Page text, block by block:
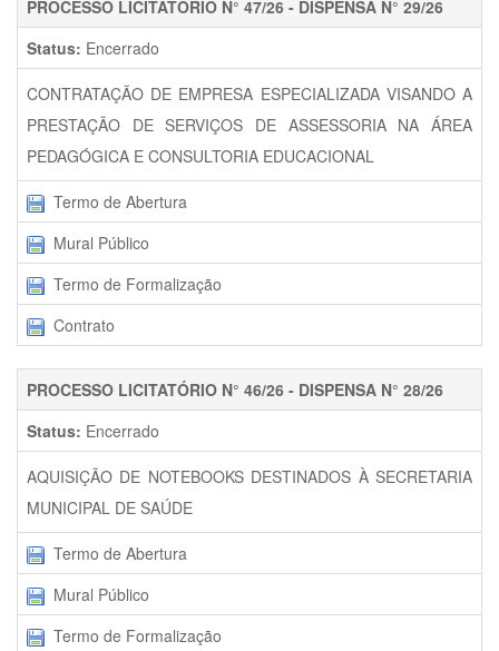
PROCESSO LICITATÓRIO N° 47/26 - DISPENSA N° 29/26
Status: Encerrado
CONTRATAÇÃO DE EMPRESA ESPECIALIZADA VISANDO A
PRESTAÇÃO DE SERVIÇOS DE ASSESSORIA NA ÁREA
PEDAGÓGICA E CONSULTORIA EDUCACIONAL
Termo de Abertura
Mural Público
Termo de Formalização
Contrato
PROCESSO LICITATÓRIO N° 46/26 - DISPENSA N° 28/26
Status: Encerrado
AQUISIÇÃO DE NOTEBOOKS DESTINADOS À SECRETARIA
MUNICIPAL DE SAÚDE
Termo de Abertura
Mural Público
Termo de Formalização